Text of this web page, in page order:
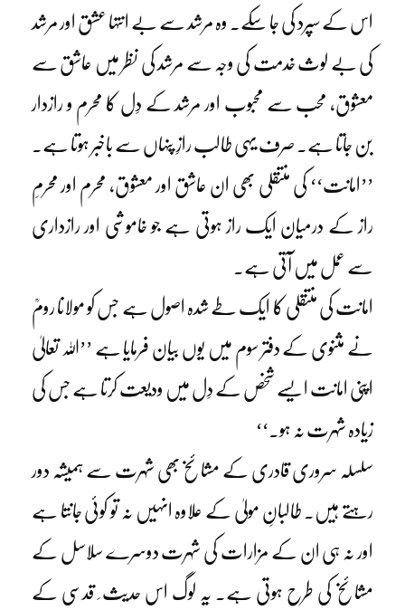
اس کے سپرد کی جا سکے۔ وہ مرشد سے بے انتہا عشق اور مرشد
کی بے لوث خدمت کی وجہ سے مرشد کی نظر میں عاشق سے
معشوق، محب سے محبوب اور مرشد کے دِل کا محرم و رازدار
بن جاتا ہے۔ صرف یہی طالب رازِ پنہاں سے باخبر ہوتا ہے۔
’’امانت‘‘ کی منتقلی بھی ان عاشق اور معشوق، محرم اور محرمِ
راز کے درمیان ایک راز ہوتی ہے جو خاموشی اور رازداری
سے عمل میں آتی ہے۔
امانت کی منتقلی کا ایک طے شدہ اصول ہے جس کو مولانا رومؒ
نے مثنوی کے دفتر سوم میں یوں بیان فرمایا ہے ’’اللہ تعالیٰ
اپنی امانت ایسے شخص کے دِل میں ودیعت کرتا ہے جس کی
زیادہ شہرت نہ ہو۔‘‘
سلسلہ سروری قادری کے مشائخ بھی شہرت سے ہمیشہ دور
رہتے ہیں۔ طالبانِ مولیٰ کے علاوہ انہیں نہ تو کوئی جانتا ہے
اور نہ ہی ان کے مزارات کی شہرت دوسرے سلاسل کے
مشائخ کی طرح ہوتی ہے۔ یہ لوگ اس حدیث ِ قدسی کے